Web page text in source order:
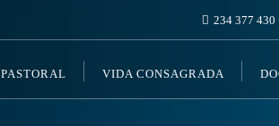
234 377 430
VIDA CONSAGRADA